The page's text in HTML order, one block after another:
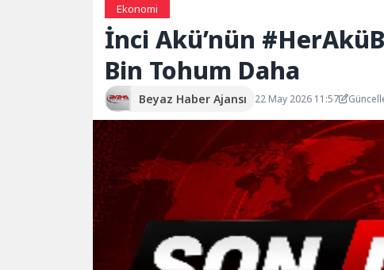
Ekonomi
İnci Akü’nün
Bin Tohum Daha
Beyaz Haber Ajansı 22 May 2026 11:57